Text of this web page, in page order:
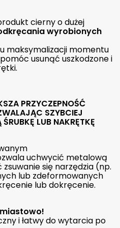
cierny o dużej
wyrobionych
maksymalizacji momentu
usunąć uszkodzone i
PRZYCZEPNOŚĆ
SZYBCIEJ
LUB NAKRĘTKĘ
uchwycić metalową
się narzędzia (np.
lub zdeformowanych
lub dokręcenie.
!
i łatwy do wytarcia po